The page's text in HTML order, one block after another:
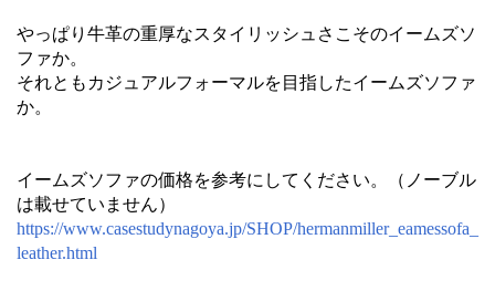
やっぱり牛革の重厚なスタイリッシュさこそのイームズソ
ファか。
それともカジュアルフォーマルを目指したイームズソファ
か。
イームズソファの価格を参考にしてください。（ノーブル
は載せていません）
https://www.casestudynagoya.jp/SHOP/hermanmiller_eamessofa_
leather.html